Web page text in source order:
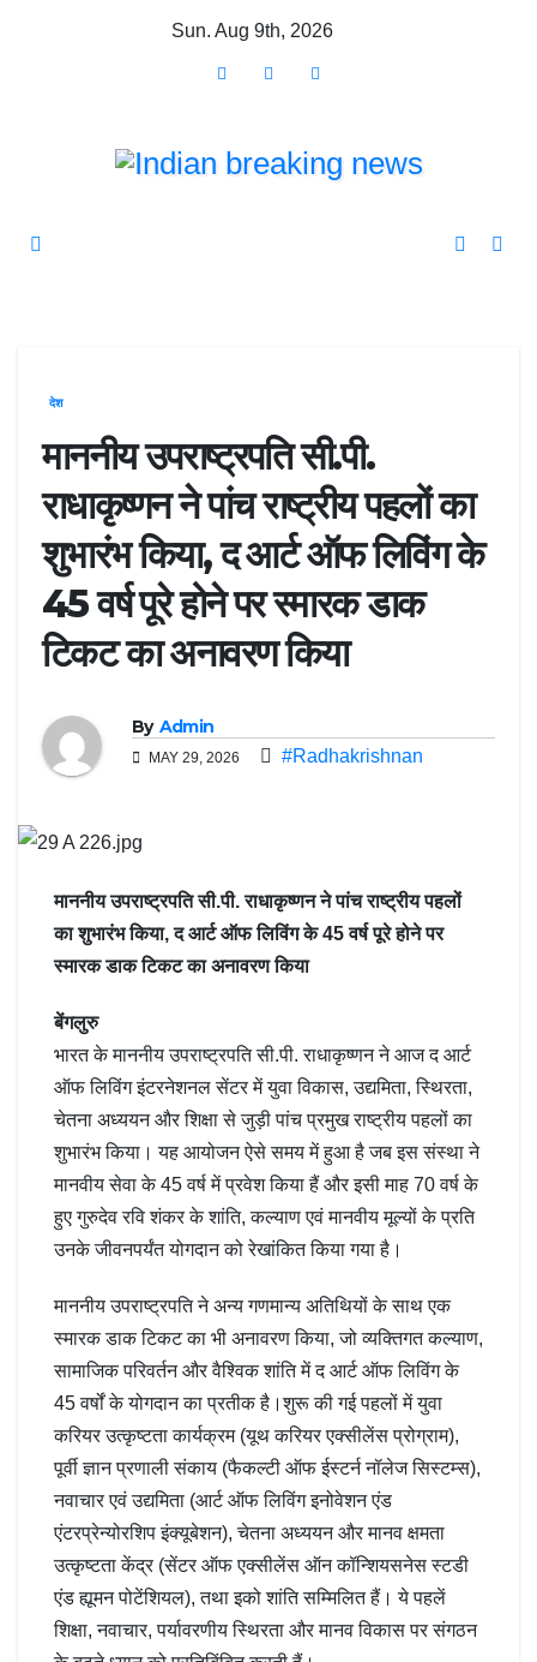
Sun. Aug 9th, 2026
देश
माननीय उपराष्ट्रपति सी.पी.
राधाकृष्णन ने पांच राष्ट्रीय पहलों का
शुभारंभ किया, द आर्ट ऑफ लिविंग के
45 वर्ष पूरे होने पर स्मारक डाक
टिकट का अनावरण किया
By Admin
MAY 29, 2026 #Radhakrishnan
माननीय उपराष्ट्रपति सी.पी. राधाकृष्णन ने पांच राष्ट्रीय पहलों
का शुभारंभ किया, द आर्ट ऑफ लिविंग के 45 वर्ष पूरे होने पर
स्मारक डाक टिकट का अनावरण किया
बेंगलुरु
भारत के माननीय उपराष्ट्रपति सी.पी. राधाकृष्णन ने आज द आर्ट
ऑफ लिविंग इंटरनेशनल सेंटर में युवा विकास, उद्यमिता, स्थिरता,
चेतना अध्ययन और शिक्षा से जुड़ी पांच प्रमुख राष्ट्रीय पहलों का
शुभारंभ किया। यह आयोजन ऐसे समय में हुआ है जब इस संस्था ने
मानवीय सेवा के 45 वर्ष में प्रवेश किया हैं और इसी माह 70 वर्ष के
हुए गुरुदेव रवि शंकर के शांति, कल्याण एवं मानवीय मूल्यों के प्रति
उनके जीवनपर्यंत योगदान को रेखांकित किया गया है।
माननीय उपराष्ट्रपति ने अन्य गणमान्य अतिथियों के साथ एक
स्मारक डाक टिकट का भी अनावरण किया, जो व्यक्तिगत कल्याण,
सामाजिक परिवर्तन और वैश्विक शांति में द आर्ट ऑफ लिविंग के
45 वर्षों के योगदान का प्रतीक है।शुरू की गई पहलों में युवा
करियर उत्कृष्टता कार्यक्रम (यूथ करियर एक्सीलेंस प्रोग्राम),
पूर्वी ज्ञान प्रणाली संकाय (फैकल्टी ऑफ ईस्टर्न नॉलेज सिस्टम्स),
नवाचार एवं उद्यमिता (आर्ट ऑफ लिविंग इनोवेशन एंड
एंटरप्रेन्योरशिप इंक्यूबेशन), चेतना अध्ययन और मानव क्षमता
उत्कृष्टता केंद्र (सेंटर ऑफ एक्सीलेंस ऑन कॉन्शियसनेस स्टडी
एंड ह्यूमन पोटेंशियल), तथा इको शांति सम्मिलित हैं। ये पहलें
शिक्षा, नवाचार, पर्यावरणीय स्थिरता और मानव विकास पर संगठन